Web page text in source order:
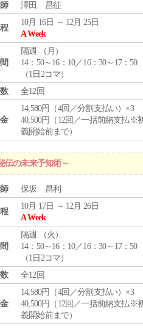
澤田 昌征
10月 16日 ～ 12月 25日
A Week
隔週 （ 月 ）
14：50～16：10／16：30～17：50
（1日2コマ）
全12回
14,580円（4回／分割支払い）×3
40,500円（12回／一括前納支払※
義開始前まで）
の未来予知術～
保坂 昌利
10月 17日 ～ 12月 26日
A Week
隔週 （火 ）
14：50～16：10／16：30～17：50
（1日2コマ）
全12回
14,580円（4回／分割支払い）×3
40,500円（12回／一括前納支払※
義開始前まで）